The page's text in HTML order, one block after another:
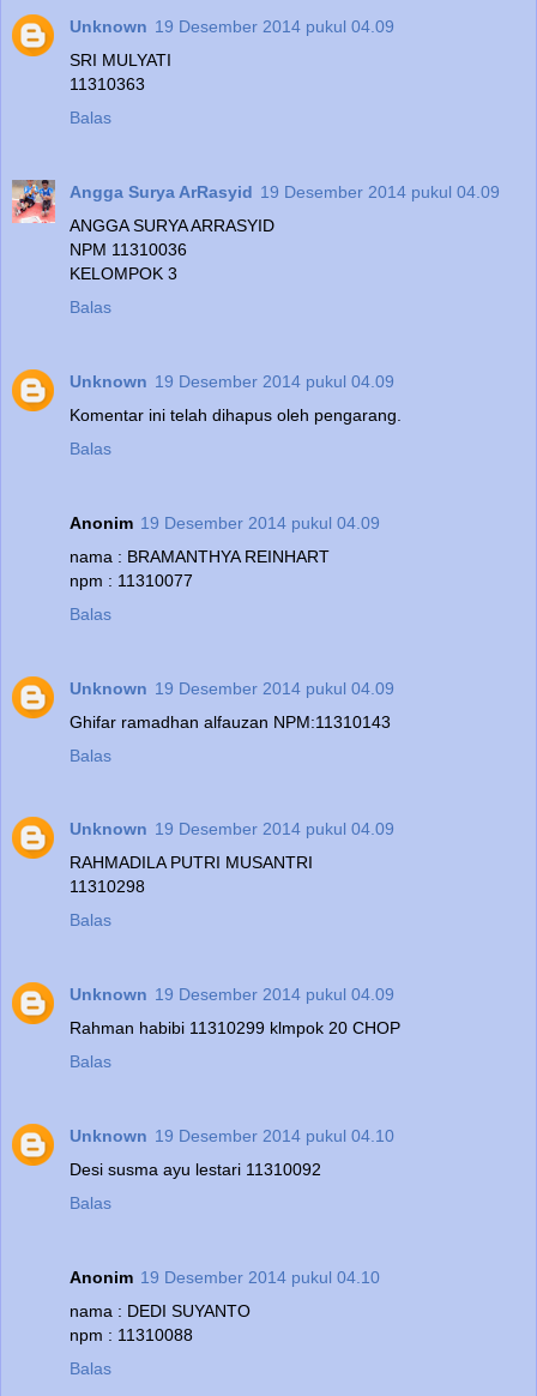
Unknown 19 Desember 2014 pukul 04.09
SRI MULYATI
11310363
Balas
Angga Surya ArRasyid 19 Desember 2014 pukul 04.09
ANGGA SURYA ARRASYID
NPM 11310036
KELOMPOK 3
Balas
Unknown 19 Desember 2014 pukul 04.09
Komentar ini telah dihapus oleh pengarang.
Balas
Anonim 19 Desember 2014 pukul 04.09
nama : BRAMANTHYA REINHART
npm : 11310077
Balas
Unknown 19 Desember 2014 pukul 04.09
Ghifar ramadhan alfauzan NPM:11310143
Balas
Unknown 19 Desember 2014 pukul 04.09
RAHMADILA PUTRI MUSANTRI
11310298
Balas
Unknown 19 Desember 2014 pukul 04.09
Rahman habibi 11310299 klmpok 20 CHOP
Balas
Unknown 19 Desember 2014 pukul 04.10
Desi susma ayu lestari 11310092
Balas
Anonim 19 Desember 2014 pukul 04.10
nama : DEDI SUYANTO
npm : 11310088
Balas